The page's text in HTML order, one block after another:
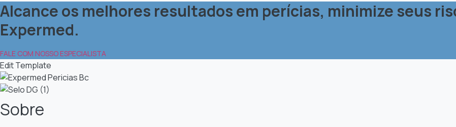
Alcance os melhores resultados em perícias, minimize seus
Expermed.
FALE COM NOSSO ESPECIALISTA
Edit Template
Sobre